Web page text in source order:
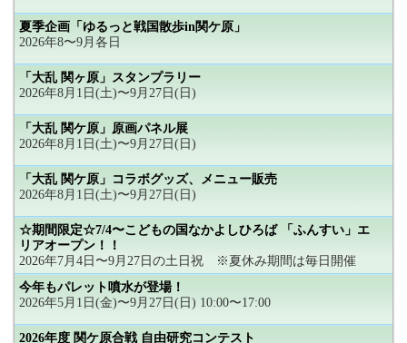
夏季企画「ゆるっと戦国散歩in関ケ原」
2026年8〜9月各日
「大乱 関ヶ原」スタンプラリー
2026年8月1日(土)〜9月27日(日)
「大乱 関ケ原」原画パネル展
2026年8月1日(土)〜9月27日(日)
「大乱 関ケ原」コラボグッズ、メニュー販売
2026年8月1日(土)〜9月27日(日)
☆期間限定☆7/4〜こどもの国なかよしひろば 「ふんすい」エ
リアオープン！！
2026年7月4日〜9月27日の土日祝 ※夏休み期間は毎日開催
今年もパレット噴水が登場！
2026年5月1日(金)〜9月27日(日) 10:00〜17:00
2026年度 関ケ原合戦 自由研究コンテスト